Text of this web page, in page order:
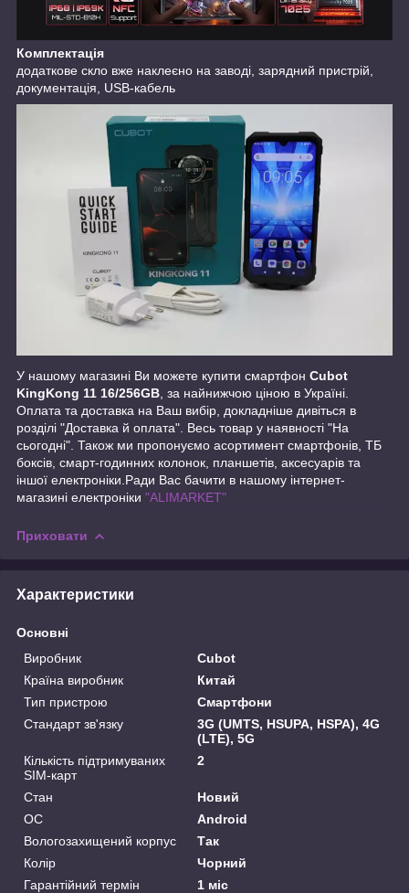
Комплектація
додаткове скло вже наклеєно на заводі, зарядний пристрій,
документація, USB-кабель
У нашому магазині Ви можете купити смартфон Cubot
KingKong 11 16/256GB , за найнижчою ціною в Україні.
Оплата та доставка на Ваш вибір, докладніше дивіться в
розділі "Доставка й оплата". Весь товар у наявності "На
сьогодні". Також ми пропонуємо асортимент смартфонів, ТБ
боксів, смарт-годинних колонок, планшетів, аксесуарів та
іншої електроніки.Ради Вас бачити в нашому інтернет-
магазині електроніки "ALIMARKET"
Приховати
Характеристики
Основні
Виробник
Cubot
Країна виробник
Китай
Тип пристрою
Смартфони
Стандарт зв'язку
3G (UMTS, HSUPA, HSPA), 4G
(LTE), 5G
Кількість підтримуваних
SIM-карт
2
Стан
Новий
ОС
Android
Вологозахищений корпус
Так
Колір
Чорний
Гарантійний термін
1 міс